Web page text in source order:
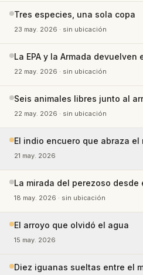
Tres especies, una sola copa
23 may. 2026 · sin ubicación
La EPA y la Armada
22 may. 2026 · sin ubicación
Seis animales libres junto al
22 may. 2026 · sin ubicación
El indio encuero que abraza el
21 may. 2026
La mirada del perezoso desde
18 may. 2026 · sin ubicación
El arroyo que olvidó el agua
15 may. 2026
Diez iguanas sueltas entre el